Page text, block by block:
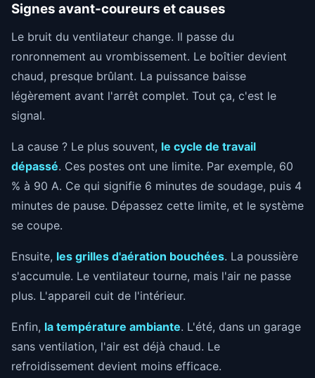
Signes avant-coureurs et causes
Le bruit du ventilateur change. Il passe du
ronronnement au vrombissement. Le boîtier devient
chaud, presque brûlant. La puissance baisse
légèrement avant l'arrêt complet. Tout ça, c'est le
signal.
La cause ? Le plus souvent, le cycle de travail
dépassé. Ces postes ont une limite. Par exemple, 60
% à 90 A. Ce qui signifie 6 minutes de soudage, puis 4
minutes de pause. Dépassez cette limite, et le système
se coupe.
Ensuite, les grilles d'aération bouchées. La poussière
s'accumule. Le ventilateur tourne, mais l'air ne passe
plus. L'appareil cuit de l'intérieur.
Enfin, la température ambiante. L'été, dans un garage
sans ventilation, l'air est déjà chaud. Le
refroidissement devient moins efficace.